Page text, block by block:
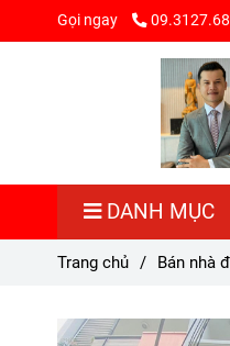
Gọi ngay
DANH MỤC
Trang chủ / Bán nhà